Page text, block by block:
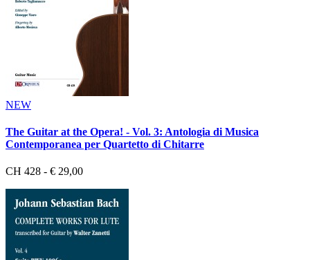
NEW
The Guitar at the Opera! - Vol. 3: Antologia di Musica
Contemporanea per Quartetto di Chitarre
CH 428 - € 29,00